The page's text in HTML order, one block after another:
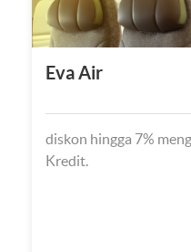
Eva Air
diskon hingga 7%
Kredit.